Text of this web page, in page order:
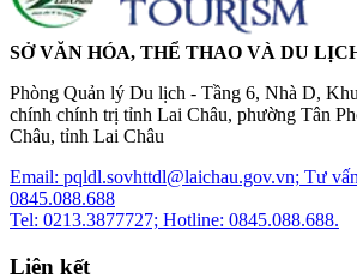
SỞ VĂN HÓA, THỂ THAO VÀ DU
Phòng Quản lý Du lịch - Tầng 6, Nhà D,
chính chính trị tỉnh Lai Châu, phường Tân
Châu, tỉnh Lai Châu
Email: pqldl.sovhttdl@laichau.gov.vn; Tư
0845.088.688
Tel: 0213.3877727; Hotline: 0845.088.688.
Liên kết